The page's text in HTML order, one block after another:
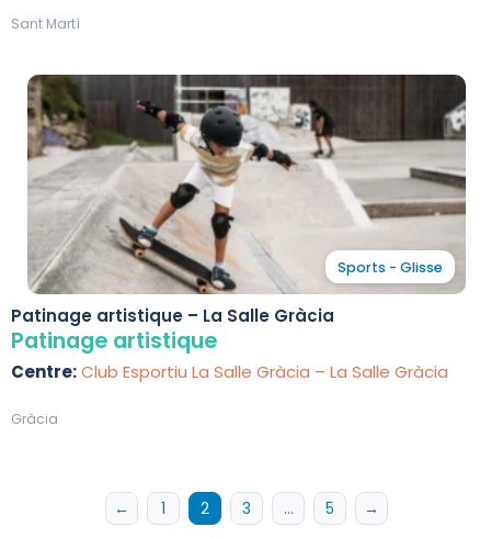
Sant Martí
Sports - Glisse
Patinage artistique – La Salle Gràcia
Patinage artistique
Centre:Club Esportiu La Salle Gràcia – La Salle Gràcia
Gràcia
← 1 2 3 … 5 →